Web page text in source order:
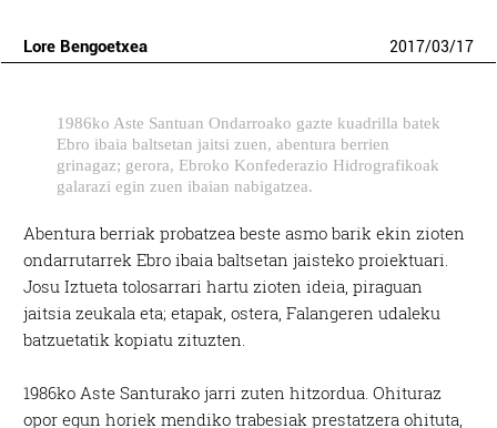
Lore Bengoetxea 2017/03/17
1986ko Aste Santuan Ondarroako gazte kuadrilla batek
Ebro ibaia baltsetan jaitsi zuen, abentura berrien
grinagaz; gerora, Ebroko Konfederazio Hidrografikoak
galarazi egin zuen ibaian nabigatzea.
Abentura berriak probatzea beste asmo barik ekin zioten
ondarrutarrek Ebro ibaia baltsetan jaisteko proiektuari.
Josu Iztueta tolosarrari hartu zioten ideia, piraguan
jaitsia zeukala eta; etapak, ostera, Falangeren udaleku
batzuetatik kopiatu zituzten.
1986ko Aste Santurako jarri zuten hitzordua. Ohituraz
opor egun horiek mendiko trabesiak prestatzera ohituta,